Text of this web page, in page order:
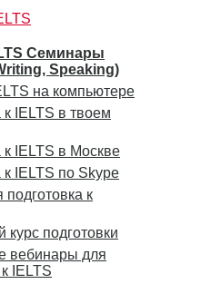
Семинары
Speaking)
на компьютере
к IELTS в твоем
к IELTS в Москве
к IELTS по Skype
подготовка к
курс подготовки
вебинары для
IELTS